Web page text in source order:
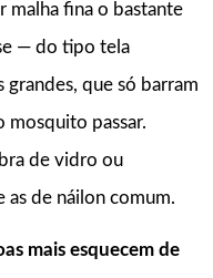
malha fina o bastante
— do tipo tela
que só barram
mosquito passar.
de vidro ou
as de náilon comum.
mais esquecem de